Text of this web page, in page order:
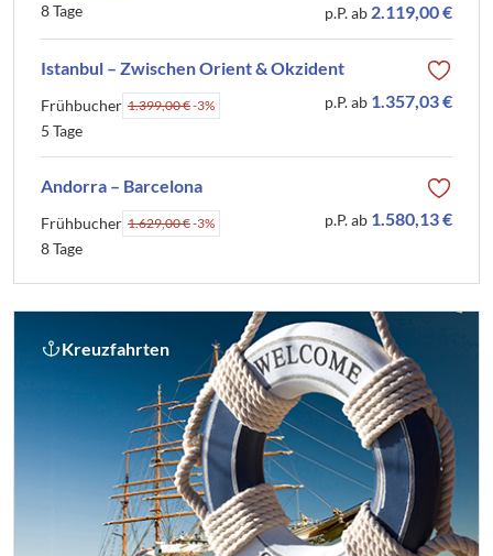
8 Tage p.P. ab 2.119,00 €
Istanbul – Zwischen Orient & Okzident
Frühbucher 1.399,00 €-3%
5 Tage
p.P. ab 1.357,03 €
Andorra – Barcelona
Frühbucher 1.629,00 €-3%
8 Tage
p.P. ab 1.580,13 €
Kreuzfahrten